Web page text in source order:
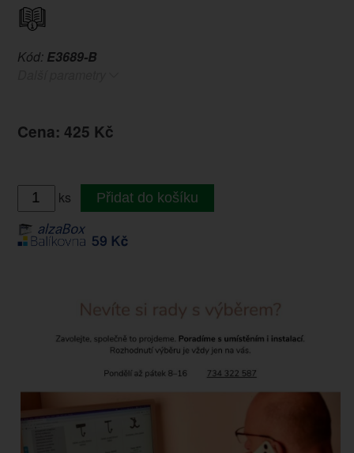
Kód: E3689-B
Cena: 425 Kč
ks Přidat do košíku